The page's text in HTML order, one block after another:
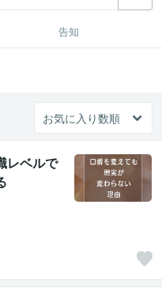
告知
レベルで